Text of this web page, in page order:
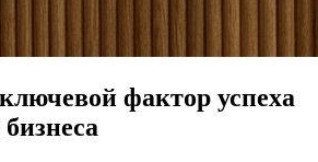
фактор успеха